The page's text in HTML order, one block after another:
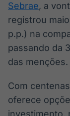
Sebrae, a
registrou
p.p.) na
passando da
das menções.
Com
oferece
investimento,